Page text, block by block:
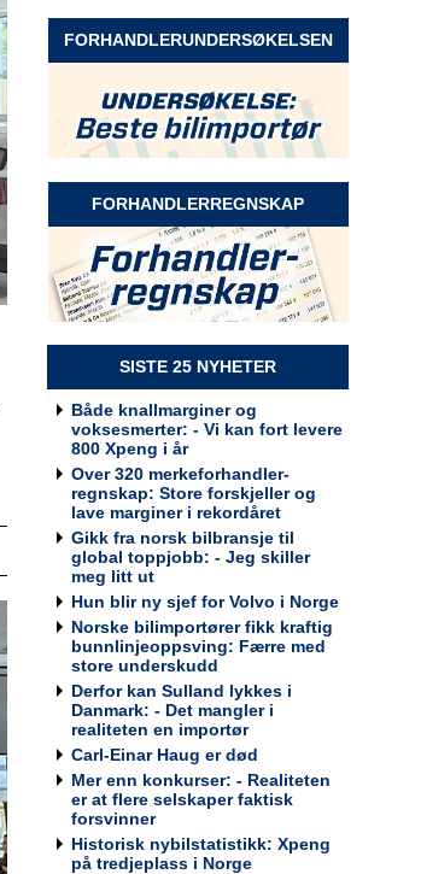
Rodin & Co AS
Selger kundeservice
Rodin & Co AS
Billakkerer søkes til Werksta
Grorud
Werksta Norge
Kundemottaker og Takserer for
Werksta Grorud
Werksta Norge
Salgssjef
Møller Bil Outlet Alnabru
FORHANDLERUNDERSØKELSEN
FORHANDLERREGNSKAP
SISTE 25 NYHETER
Både knallmarginer og
voksesmerter: - Vi kan fort levere
800 Xpeng i år
Over 320 merkeforhandler-
regnskap: Store forskjeller og
lave marginer i rekordåret
Gikk fra norsk bilbransje til
global toppjobb: - Jeg skiller
meg litt ut
Hun blir ny sjef for Volvo i Norge
Norske bilimportører fikk kraftig
bunnlinjeoppsving: Færre med
store underskudd
Derfor kan Sulland lykkes i
Danmark: - Det mangler i
realiteten en importør
Carl-Einar Haug er død
Mer enn konkurser: - Realiteten
er at flere selskaper faktisk
forsvinner
Historisk nybilstatistikk: Xpeng
på tredjeplass i Norge